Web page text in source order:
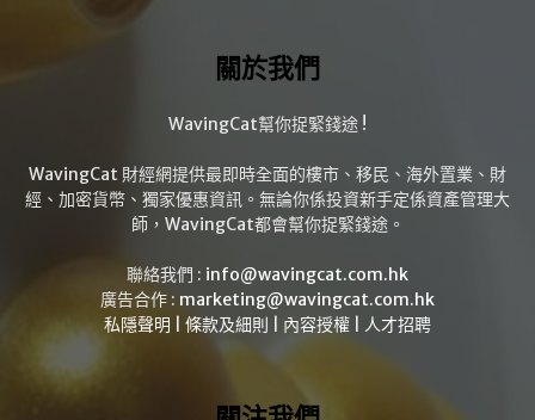
關於我們
WavingCat幫你捉緊錢途 !
WavingCat 財經網提供最即時全面的樓市、移民、海外置業、財
經、加密貨幣、獨家優惠資訊。無論你係投資新手定係資產管理大
師，WavingCat都會幫你捉緊錢途。
聯絡我們 : info@wavingcat.com.hk
廣告合作 : marketing@wavingcat.com.hk
私隱聲明
條款及細則 內容授權 人才招聘